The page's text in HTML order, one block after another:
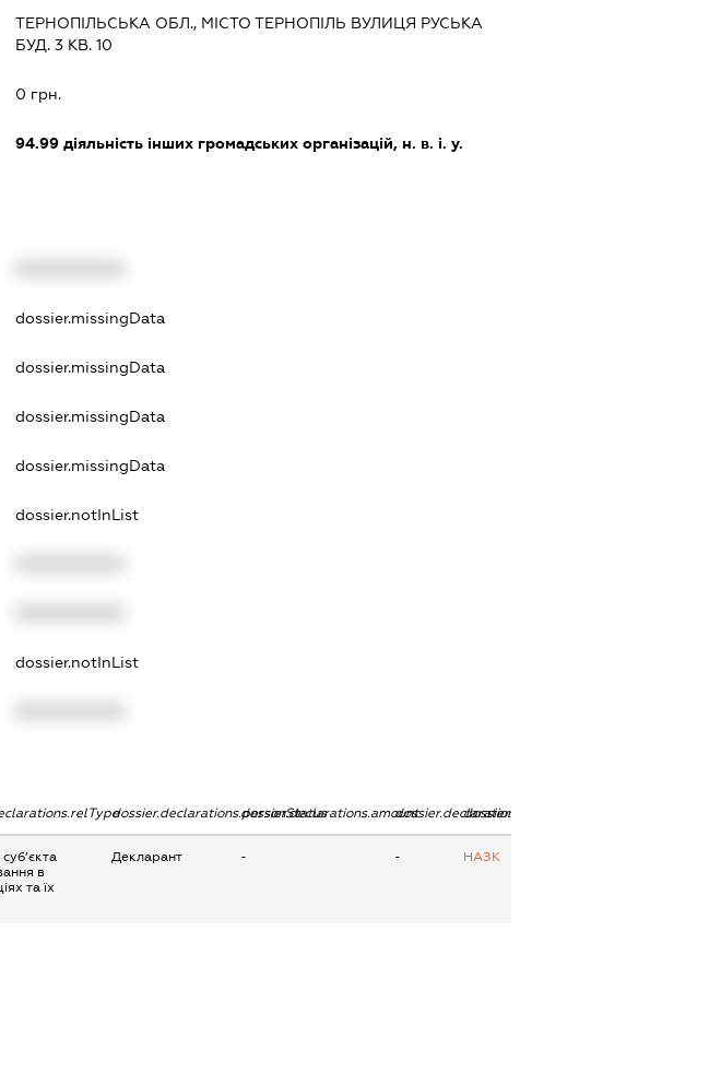
ТЕРНОПІЛЬСЬКА ОБЛ., МІСТО ТЕРНОПІЛЬ ВУЛИЦЯ РУСЬКА
БУД. 3 КВ. 10
0 грн.
94.99діяльність інших громадських організацій, н. в. і. у.
dossier.missingData
dossier.missingData
dossier.missingData
dossier.missingData
dossier.notInList
dossier.notInList
dossier.declarations.personStatusdossier.declarations.amountdossier.declarations.currency
dossier.declarations.source
в
та їх
Декларант - - НАЗК